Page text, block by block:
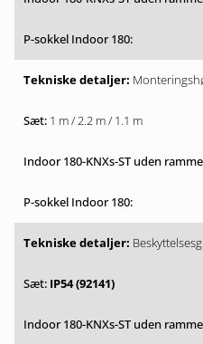
1 m / 2.2 m / 1.1 m
IP54 (92141)